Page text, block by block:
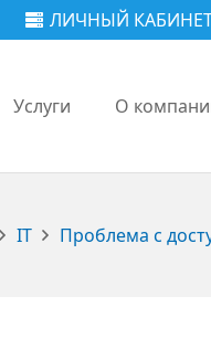
ЛИЧНЫЙ
Услуги О
IT Проблема с